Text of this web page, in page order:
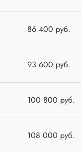
86 400 руб.
93 600 руб.
100 800 руб.
108 000 руб.